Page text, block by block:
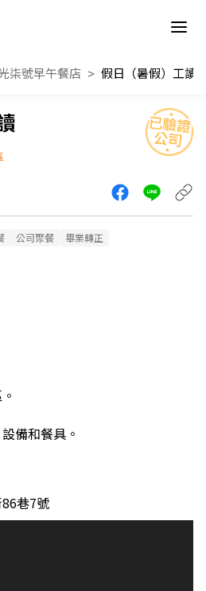
柒號早午餐店 假日（暑假）工讀
公司聚餐 畢業轉正
備和餐具。
巷7號